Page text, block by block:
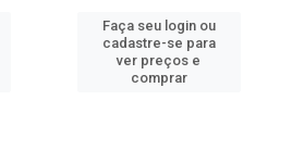
Faça seu login ou
cadastre-se para
ver preços e
comprar